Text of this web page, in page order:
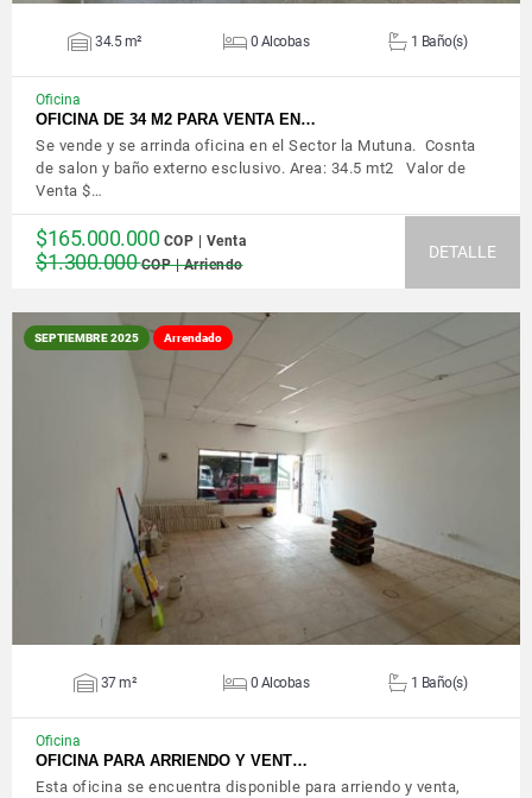
34.5 m² 0 Alcobas 1 Baño(s)
Oficina
OFICINA DE 34 M2 PARA VENTA EN…
Se vende y se arrinda oficina en el Sector la Mutuna. Cosnta
de salon y baño externo esclusivo. Area: 34.5 mt2 Valor de
Venta $…
$165.000.000 COP | Venta
$1.300.000COP | Arriendo
DETALLE
SEPTIEMBRE 2025 Arrendado
VER DETALLES
37 m² 0 Alcobas 1 Baño(s)
Oficina
OFICINA PARA ARRIENDO Y VENT…
Esta oficina se encuentra disponible para arriendo y venta,